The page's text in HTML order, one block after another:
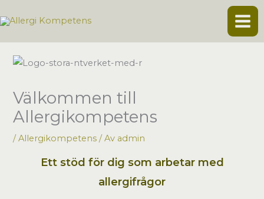
till
Välkommen till
Allergikompetens
/Allergikompetens / Av admin
Ett stöd för dig som arbetar med
allergifrågor